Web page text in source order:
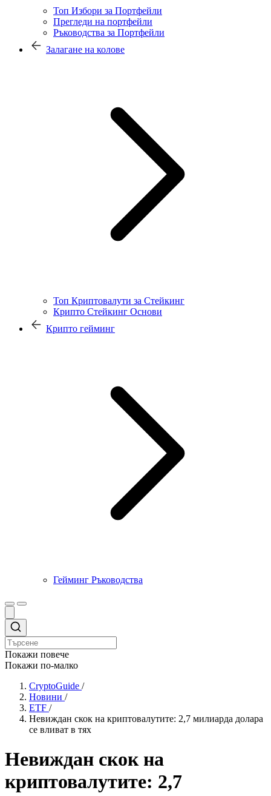
Топ Избори за Портфейли
Прегледи на портфейли
Ръководства за Портфейли
Залагане на колове
Топ Криптовалути за Стейкинг
Крипто Стейкинг Основи
Крипто гейминг
Гейминг Ръководства
Покажи повече
Покажи по-малко
CryptoGuide /
Новини /
ETF /
Невиждан скок на криптовалутите: 2,7 милиарда долара
се вливат в тях
Невиждан скок на
криптовалутите: 2,7